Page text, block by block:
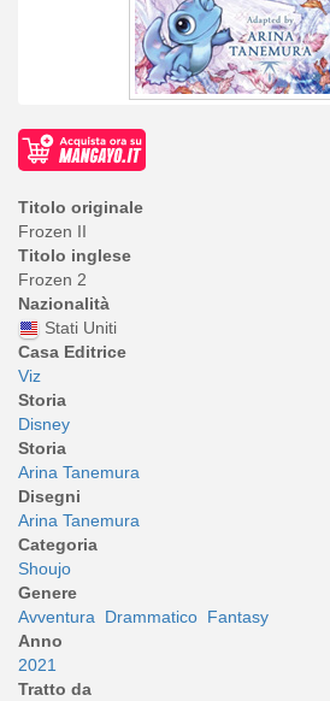
Titolo originale
Frozen II
Titolo inglese
Frozen 2
Nazionalità
Stati Uniti
Casa Editrice
Viz
Storia
Disney
Storia
Arina Tanemura
Disegni
Arina Tanemura
Categoria
Shoujo
Genere
Avventura
Drammatico Fantasy
Anno
2021
Tratto da